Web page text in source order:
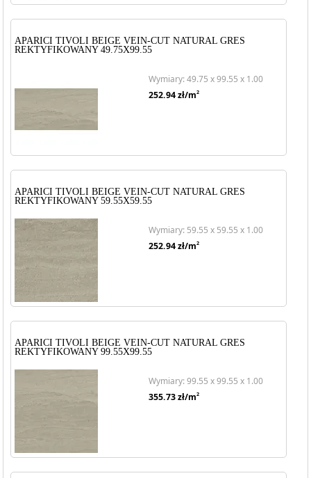
APARICI TIVOLI BEIGE VEIN-CUT NATURAL GRES
REKTYFIKOWANY 49.75X99.55
Wymiary: 49.75 x 99.55 x 1.00
252.94zł/m2
APARICI TIVOLI BEIGE VEIN-CUT NATURAL GRES
REKTYFIKOWANY 59.55X59.55
Wymiary: 59.55 x 59.55 x 1.00
252.94zł/m2
APARICI TIVOLI BEIGE VEIN-CUT NATURAL GRES
REKTYFIKOWANY 99.55X99.55
Wymiary: 99.55 x 99.55 x 1.00
355.73zł/m2